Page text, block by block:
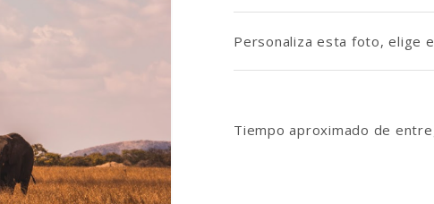
Personaliza esta foto, elige
Tiempo aproximado de